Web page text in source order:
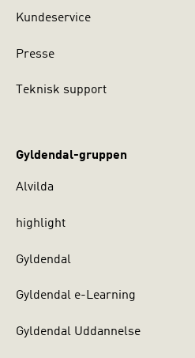
Kundeservice
Presse
Teknisk support
Gyldendal-gruppen
Alvilda
highlight
Gyldendal
Gyldendal e-Learning
Gyldendal Uddannelse